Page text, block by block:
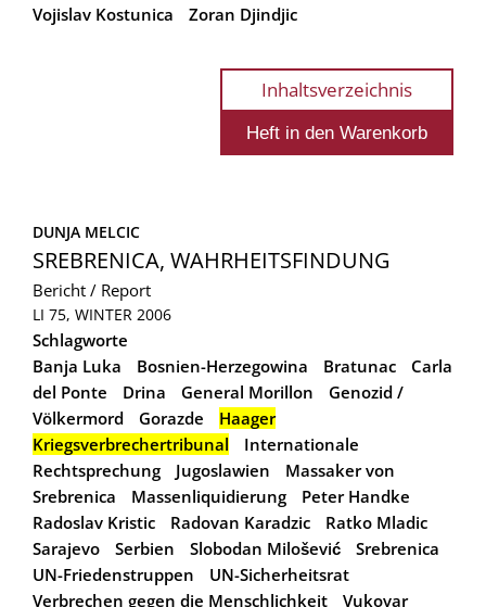
Vojislav Kostunica
Zoran Djindjic
Inhaltsverzeichnis
DUNJA MELCIC
SREBRENICA, WAHRHEITSFINDUNG
Bericht / Report
LI 75, WINTER 2006
Schlagworte
Banja Luka
Bosnien-Herzegowina Bratunac
Carla
del Ponte
Drina General Morillon
Genozid /
Völkermord
Gorazde
Haager
Kriegsverbrechertribunal
Internationale
Rechtsprechung
Jugoslawien
Massaker von
Srebrenica
Massenliquidierung
Peter Handke
Radoslav Kristic
Radovan Karadzic
Ratko Mladic
Sarajevo
Serbien Slobodan Milošević
Srebrenica
UN-Friedenstruppen
UN-Sicherheitsrat
Verbrechen gegen die Menschlichkeit
Vukovar